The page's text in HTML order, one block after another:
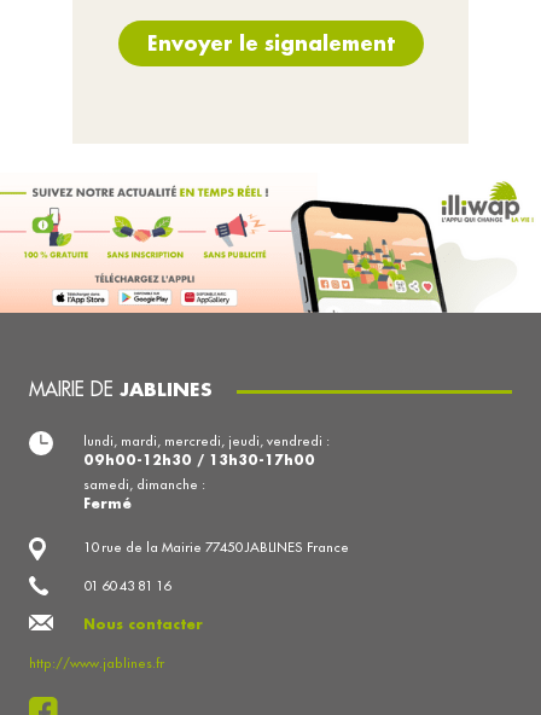
Envoyer le signalement
MAIRIE DE JABLINES
10 rue de la Mairie 77450 JABLINES France
01 60 43 81 16
Nous contacter
http://www.jablines.fr
lundi, mardi, mercredi, jeudi, vendredi :
09h00-12h30 / 13h30-17h00
samedi, dimanche :
Fermé